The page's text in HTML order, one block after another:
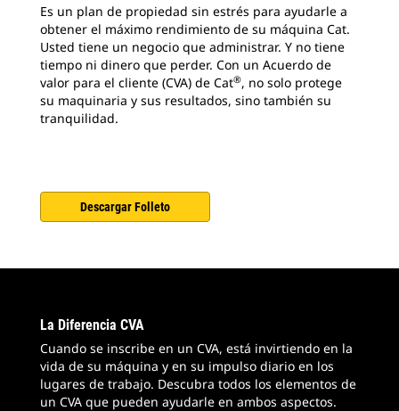
Es un plan de propiedad sin estrés para ayudarle a
obtener el máximo rendimiento de su máquina Cat.
Usted tiene un negocio que administrar. Y no tiene
tiempo ni dinero que perder. Con un Acuerdo de
valor para el cliente (CVA) de Cat®, no solo protege
su maquinaria y sus resultados, sino también su
tranquilidad.
Descargar Folleto
La Diferencia CVA
Cuando se inscribe en un CVA, está invirtiendo en la
vida de su máquina y en su impulso diario en los
lugares de trabajo. Descubra todos los elementos de
un CVA que pueden ayudarle en ambos aspectos.